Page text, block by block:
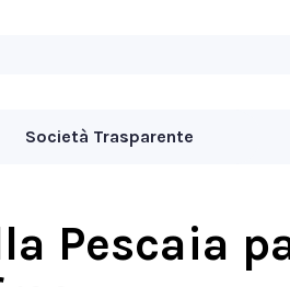
Società Trasparente
Pescaia